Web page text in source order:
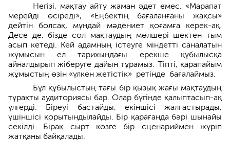
Негізі, мақтау айту жаман әдет емес. «Марапат
мерейді өсіреді», «Еңбектің бағаланғаны жақсы»
дейтін болсақ, мұндай мәдениет қоғамға керек-ақ.
Десе де, бізде сол мақтау­дың мөлшері шектен тым
асып ке­те­ді. Кей адамның істеуге міндетті саналатын
жұмысын ел тарихындағы ерекше құбылысқа
айналдырып жіберуге дайын тұрамыз. Тіпті, қара­пайым
жұмыстың өзін «үлкен жетістік» ретінде бағалаймыз.
Бұл құбылыстың тағы бір қызық жағы мақтаудың
тұрақты аудито­риясы бар. Олар бүгінде қалып­тасып-ақ
үлгерді. Біреуі бастайды, екіншісі жалғастырады,
үшіншісі қорыты­ндылайды. Бір қарағанда бәрі шынайы
секілді. Бірақ сырт көзге бір сценариймен жүріп
жатқаны байқалады.